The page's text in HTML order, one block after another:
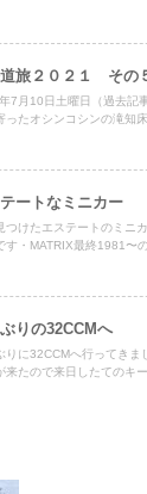
旅２０２１ その
7月10日土曜日（過去記
ったオシンコシンの滝知床
ートなミニカー
つけたエステートのミニ
す・MATRIX最終1981〜の
りの32CCMへ
りに32CCMへ行ってきま
来たので来日したてのキー